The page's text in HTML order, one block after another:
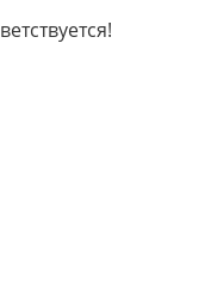
ветствуется!